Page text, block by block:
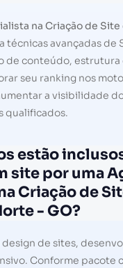
na Criação de Site
técnicas avançadas de
de conteúdo, estrutura
seu ranking nos
a visibilidade
qualificados.
estão
site por uma
Criação de
- GO?
design de sites,
Conforme pacote